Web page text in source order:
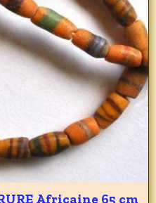
Africaine 65 cm